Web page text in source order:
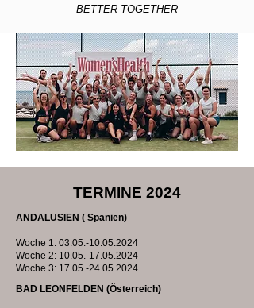
BETTER TOGETHER
TERMINE 2024
ANDALUSIEN ( Spanien)
Woche 1: 03.05.-10.05.2024
Woche 2: 10.05.-17.05.2024
Woche 3: 17.05.-24.05.2024
BAD LEONFELDEN (Österreich)